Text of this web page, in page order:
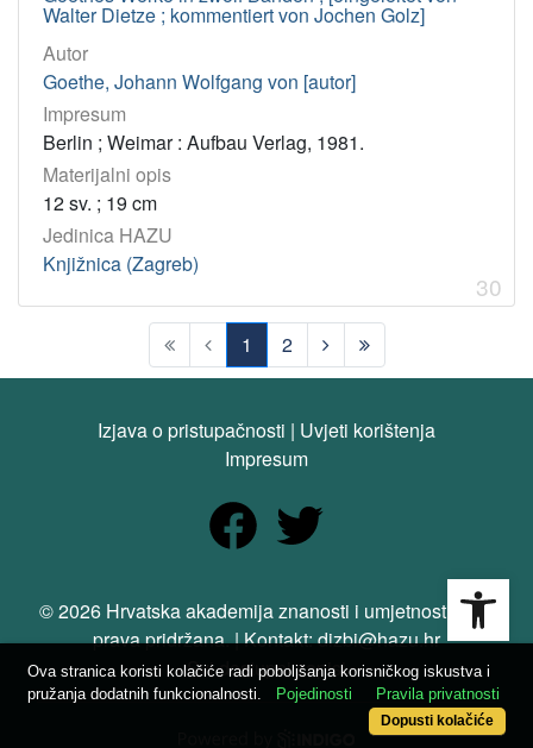
Walter Dietze ; kommentiert von Jochen Golz]
Autor
Goethe, Johann Wolfgang von [autor]
Impresum
Berlin ; Weimar : Aufbau Verlag, 1981.
Materijalni opis
12 sv. ; 19 cm
Jedinica HAZU
Knjižnica (Zagreb)
30
1
(current)
2
Izjava o pristupačnosti | Uvjeti korištenja
Impresum
© 2026 Hrvatska akademija znanosti i umjetnosti. Sva
prava pridržana. | Kontakt: dizbi@hazu.hr
Svi dostupni zapisi
Ova stranica koristi kolačiće radi poboljšanja korisničkog iskustva i
pružanja dodatnih funkcionalnosti.
Pojedinosti Pravila privatnosti
Dopusti kolačiće